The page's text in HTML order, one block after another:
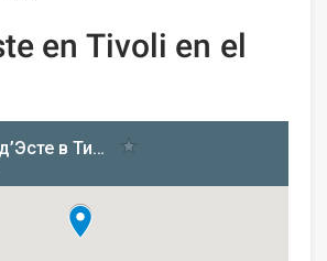
en Tivoli en el